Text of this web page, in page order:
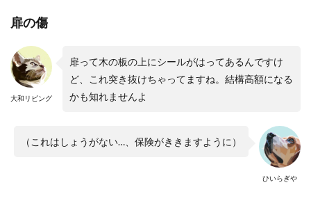
扉の傷
大和リビング
扉って木の板の上にシールがはってあるんですけ
ど、これ突き抜けちゃってますね。結構高額になる
かも知れませんよ
ひいらぎや
（これはしょうがない…、保険がききますように）